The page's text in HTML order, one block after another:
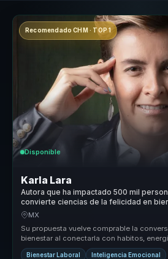
Recomendado CHM · TOP 1
Disponible
Karla Lara
Autora que ha impactado 500 mil
convierte ciencias de la felicidad en
equipos.
MX
Su propuesta vuelve comprable la
bienestar al conectarla con habitos,
sostenibilidad d...
Bienestar Laboral Inteligencia Emocional